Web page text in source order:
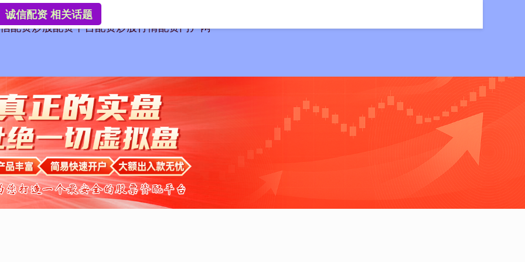
配资炒股配资平台配资炒股行情配资门户网
诚信配资 相关话题